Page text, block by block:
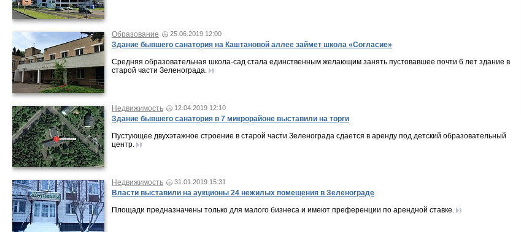
Образование 25.06.2019 12:00
Здание бывшего санатория на Каштановой аллее займет школа «Согласие»
Средняя образовательная школа-сад стала единственным желающим занять пустовавшее почти 6 лет здание в
старой части Зеленограда.
Недвижимость 12.04.2019 12:10
Здание бывшего санатория в 7 микрорайоне выставили на торги
Пустующее двухэтажное строение в старой части Зеленограда сдается в аренду под детский образовательный
центр.
Недвижимость 31.01.2019 15:31
Власти выставили на аукционы 24 нежилых помещения в Зеленограде
Площади предназначены только для малого бизнеса и имеют преференции по арендной ставке.